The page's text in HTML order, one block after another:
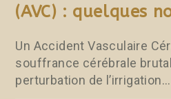
(AVC) : quelques
Un Accident Vasculaire
souffrance cérébrale
perturbation de l’irrigation…